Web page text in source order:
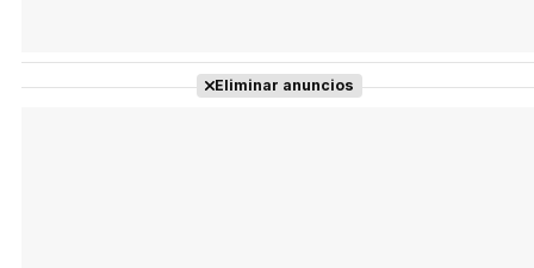
Eliminar anuncios